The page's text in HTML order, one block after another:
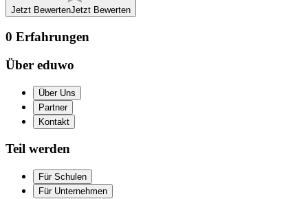
Jetzt BewertenJetzt Bewerten
0 Erfahrungen
Über eduwo
Über Uns
Partner
Kontakt
Teil werden
Für Schulen
Für Unternehmen